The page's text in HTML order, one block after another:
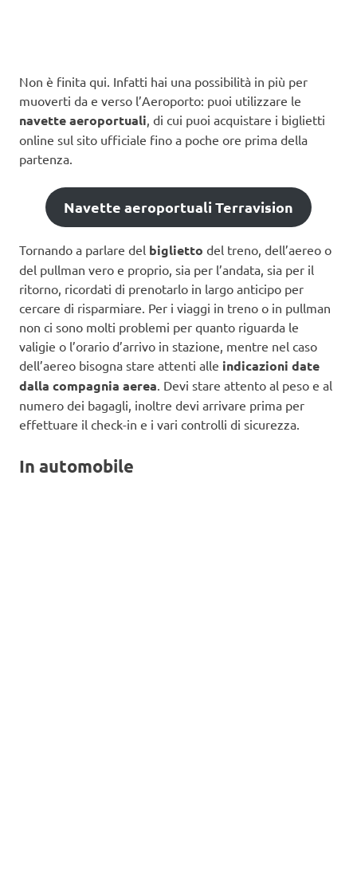
Non è finita qui. Infatti hai una possibilità in più per
muoverti da e verso l’Aeroporto: puoi utilizzare le
navette aeroportuali, di cui puoi acquistare i biglietti
online sul sito ufficiale fino a poche ore prima della
partenza.
Navette aeroportuali Terravision
Tornando a parlare del biglietto del treno, dell’aereo o
del pullman vero e proprio, sia per l’andata, sia per il
ritorno, ricordati di prenotarlo in largo anticipo per
cercare di risparmiare. Per i viaggi in treno o in pullman
non ci sono molti problemi per quanto riguarda le
valigie o l’orario d’arrivo in stazione, mentre nel caso
dell’aereo bisogna stare attenti alle indicazioni date
dalla compagnia aerea . Devi stare attento al peso e al
numero dei bagagli, inoltre devi arrivare prima per
effettuare il check-in e i vari controlli di sicurezza.
In automobile